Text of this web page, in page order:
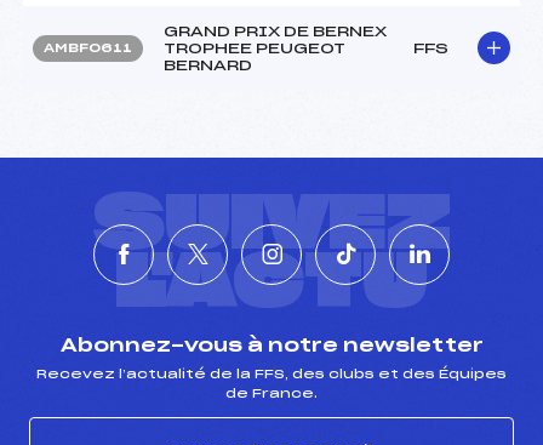
AMBF0611
GRAND PRIX DE BERNEX
TROPHEE PEUGEOT
BERNARD
FFS
SUIVEZ
L'ACTU
Abonnez-vous à notre newsletter
Recevez l’actualité de la FFS, des clubs et des Équipes
de France.